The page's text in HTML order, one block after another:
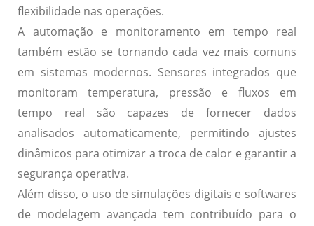
flexibilidade nas operações.
A automação e monitoramento em tempo real
também estão se tornando cada vez mais comuns
em sistemas modernos. Sensores integrados que
monitoram temperatura, pressão e fluxos em
tempo real são capazes de fornecer dados
analisados automaticamente, permitindo ajustes
dinâmicos para otimizar a troca de calor e garantir a
segurança operativa.
Além disso, o uso de simulações digitais e softwares
de modelagem avançada tem contribuído para o